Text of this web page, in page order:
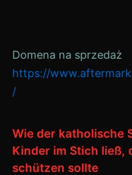
Domena na sprzedaż
https://
/
Wie der katholische
Kinder im Stich ließ,
schützen sollte